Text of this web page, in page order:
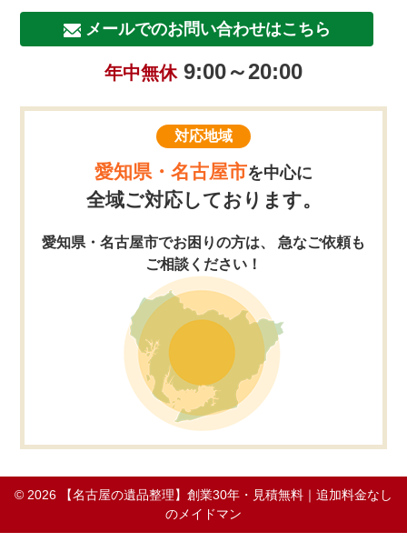
メールでのお問い合わせはこちら
年中無休9:00～20:00
対応地域
愛知県・名古屋市を中心に
全域ご対応しております。
愛知県・名古屋市でお困りの方は、 急なご依頼も
ご相談ください！
© 2026
【名古屋の遺品整理】創業30年・見積無料｜追加料金なし
のメイドマン